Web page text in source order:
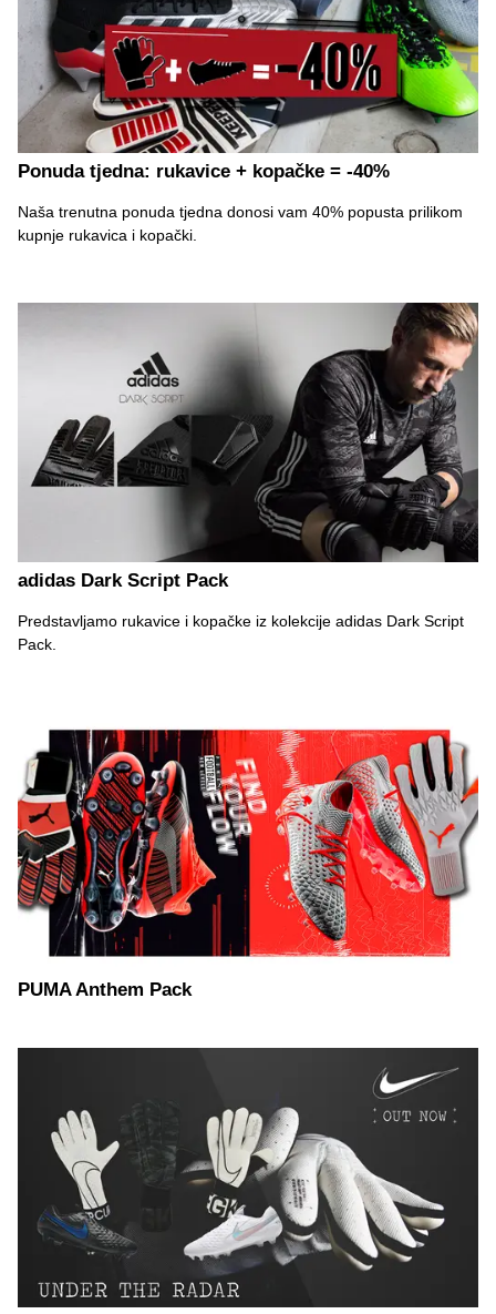
Ponuda tjedna: rukavice + kopačke = -40%
Naša trenutna ponuda tjedna donosi vam 40% popusta prilikom
kupnje rukavica i kopački.
adidas Dark Script Pack
Predstavljamo rukavice i kopačke iz kolekcije adidas Dark Script
Pack.
PUMA Anthem Pack